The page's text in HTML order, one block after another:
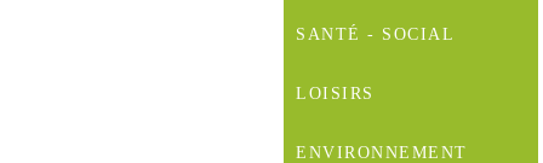
SANTÉ - SOCIAL
LOISIRS
ENVIRONNEMENT